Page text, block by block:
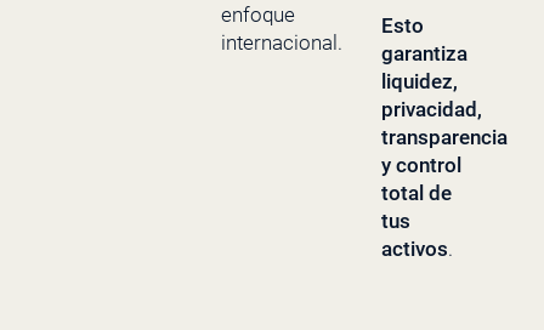
enfoque
internacional.
Esto
garantiza
liquidez,
privacidad,
transparencia
y control
total de
tus
activos.